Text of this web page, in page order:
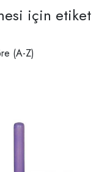
için etiket
(A-Z)